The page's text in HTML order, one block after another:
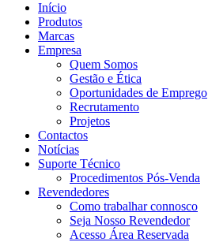
Início
Produtos
Marcas
Empresa
Quem Somos
Gestão e Ética
Oportunidades de Emprego
Recrutamento
Projetos
Contactos
Notícias
Suporte Técnico
Procedimentos Pós-Venda
Revendedores
Como trabalhar connosco
Seja Nosso Revendedor
Acesso Área Reservada